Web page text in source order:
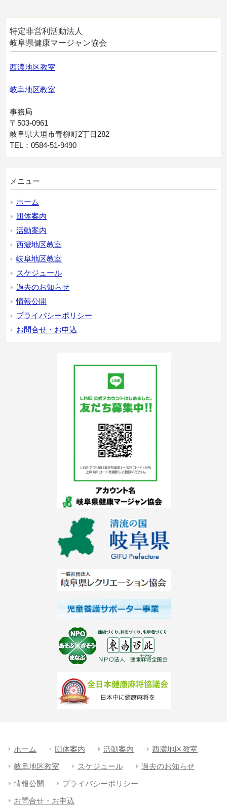
特定非営利活動法人
岐阜県健康マージャン協会
西濃地区教室
岐阜地区教室
事務局
〒503-0961
岐阜県大垣市青柳町2丁目282
TEL：0584-51-9490
メニュー
ホーム
団体案内
活動案内
西濃地区教室
岐阜地区教室
スケジュール
過去のお知らせ
情報公開
プライバシーポリシー
お問合せ・お申込
ホーム 団体案内 活動案内
西濃地区教室
岐阜地区教室
スケジュール
過去のお知らせ
情報公開
プライバシーポリシー
お問合せ・お申込